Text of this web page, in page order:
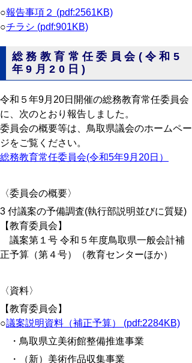
○報告事項２ (pdf:2561KB)
○チラシ (pdf:901KB)
総務教育常任委員会(令和5
年9月20日)
令和５年9月20日開催の総務教育常任委員会
に、次のとおり報告しました。
委員会の概要等は、鳥取県議会のホームペー
ジをご覧ください。
総務教育常任委員会(令和5年9月20日）
〈委員会の概要〉
3 付議案の予備調査(執行部説明並びに質疑)
【教育委員会】
議案第１号 令和５年度鳥取県一般会計補
正予算（第４号）（教育センターほか）
〈資料〉
【教育委員会】
○議案説明資料（補正予算） (pdf:2284KB)
・鳥取県立美術館整備推進事業
・（新）美術作品収集事業